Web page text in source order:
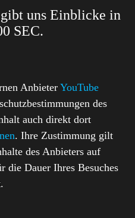
uns Einblicke in
SEC.
Anbieter YouTube
des
auch direkt dort
. Ihre Zustimmung gilt
des Anbieters auf
die Dauer Ihres Besuches